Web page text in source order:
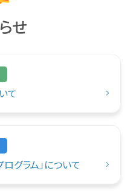
せ
て
ログラム」について